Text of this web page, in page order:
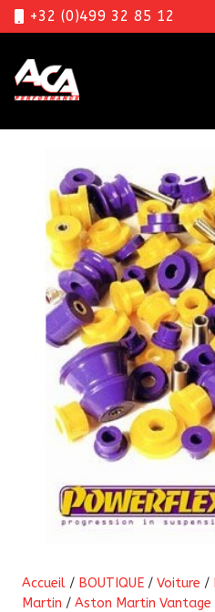
+32 (0)499 32 85 12
Accueil / BOUTIQUE / Voiture /
Martin / Aston Martin Vantage